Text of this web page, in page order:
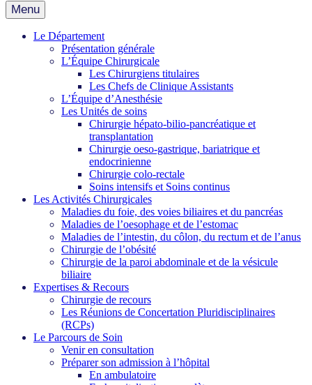
Menu
Le Département
Présentation générale
L’Équipe Chirurgicale
Les Chirurgiens titulaires
Les Chefs de Clinique Assistants
L’Équipe d’Anesthésie
Les Unités de soins
Chirurgie hépato-bilio-pancréatique et
transplantation
Chirurgie oeso-gastrique, bariatrique et
endocrinienne
Chirurgie colo-rectale
Soins intensifs et Soins continus
Les Activités Chirurgicales
Maladies du foie, des voies biliaires et du pancréas
Maladies de l’oesophage et de l’estomac
Maladies de l’intestin, du côlon, du rectum et de l’anus
Chirurgie de l’obésité
Chirurgie de la paroi abdominale et de la vésicule
biliaire
Expertises & Recours
Chirurgie de recours
Les Réunions de Concertation Pluridisciplinaires
(RCPs)
Le Parcours de Soin
Venir en consultation
Préparer son admission à l’hôpital
En ambulatoire